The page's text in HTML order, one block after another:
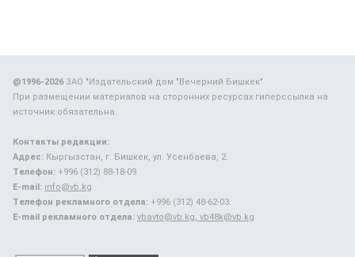
@1996-2026ЗАО "Издательский дом "Вечерний Бишкек"
При размещении материалов на сторонних ресурсах гиперссылка на
источник обязательна.
Контакты редакции:
Адрес: Кыргызстан, г. Бишкек, ул. Усенбаева, 2.
Телефон: +996 (312) 88-18-09.
E-mail: info@vb.kg
Телефон рекламного отдела: +996 (312) 48-62-03.
E-mail рекламного отдела: vbavto@vb.kg, vb48k@vb.kg